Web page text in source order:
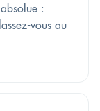
:
vous au